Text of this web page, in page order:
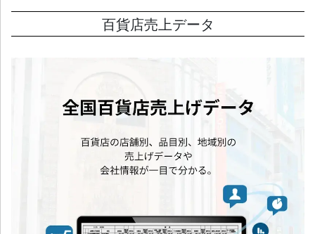
百貨店売上データ